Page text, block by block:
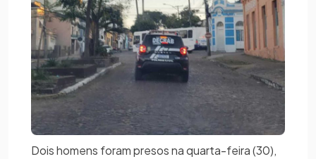
Dois homens foram presos na quarta-feira (30),